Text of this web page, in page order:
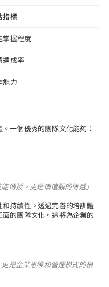
指標
掌握程度
達成率
能力
一個優秀的團隊文化能夠：
傳授，更是價值觀的傳遞」
持續性。透過完善的培訓體
的團隊文化。這將為企業的
是企業思維和營運模式的根